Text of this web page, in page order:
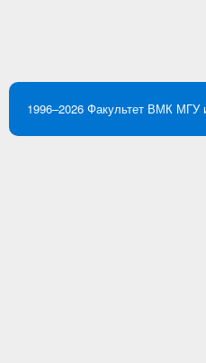
1996–2026 Факультет ВМК МГУ